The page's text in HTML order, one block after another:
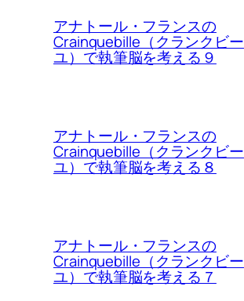
アナトール・フランスの
Crainquebille（クランクビー
ユ）で執筆脳を考える９
アナトール・フランスの
Crainquebille（クランクビー
ユ）で執筆脳を考える８
アナトール・フランスの
Crainquebille（クランクビー
ユ）で執筆脳を考える７